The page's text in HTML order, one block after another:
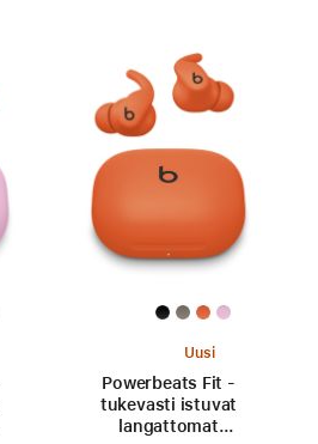
Uusi
Powerbeats Fit -
tukevasti istuvat
langattomat